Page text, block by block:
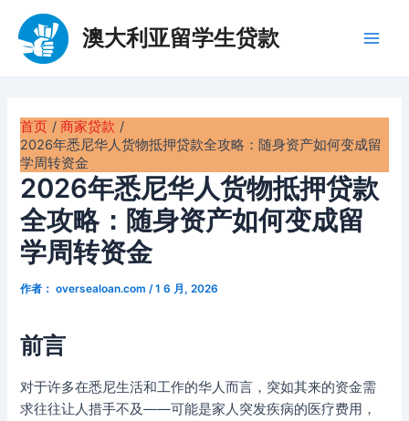
澳大利亚留学生贷款
首页
商家贷款
2026年悉尼华人货物抵押贷款全攻略：随身资产如何变成留
学周转资金
2026年悉尼华人货物抵押贷款
全攻略：随身资产如何变成留
学周转资金
作者： oversealoan.com/1 6 月, 2026
前言
对于许多在悉尼生活和工作的华人而言，突如其来的资金需
求往往让人措手不及——可能是家人突发疾病的医疗费用，